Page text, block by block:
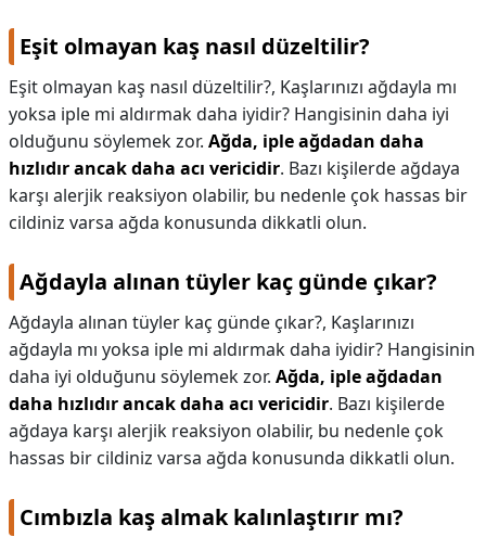
Eşit olmayan kaş nasıl düzeltilir?
Eşit olmayan kaş nasıl düzeltilir?, Kaşlarınızı ağdayla mı
yoksa iple mi aldırmak daha iyidir? Hangisinin daha iyi
olduğunu söylemek zor. Ağda, iple ağdadan daha
hızlıdır ancak daha acı vericidir. Bazı kişilerde ağdaya
karşı alerjik reaksiyon olabilir, bu nedenle çok hassas bir
cildiniz varsa ağda konusunda dikkatli olun.
Ağdayla alınan tüyler kaç günde çıkar?
Ağdayla alınan tüyler kaç günde çıkar?, Kaşlarınızı
ağdayla mı yoksa iple mi aldırmak daha iyidir? Hangisinin
daha iyi olduğunu söylemek zor. Ağda, iple ağdadan
daha hızlıdır ancak daha acı vericidir. Bazı kişilerde
ağdaya karşı alerjik reaksiyon olabilir, bu nedenle çok
hassas bir cildiniz varsa ağda konusunda dikkatli olun.
Cımbızla kaş almak kalınlaştırır mı?